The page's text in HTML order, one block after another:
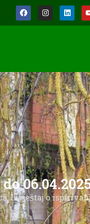
Izvještaj o